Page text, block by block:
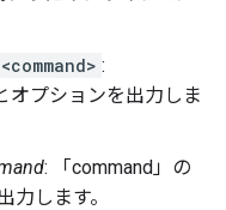
:
オプションを出力しま
: 「command」の
力します。